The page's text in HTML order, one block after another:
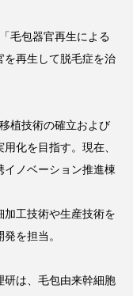
ード
ィー 冷え
商品
ア
オゾン
毛包器官再生による
を再生して脱毛症を治
植技術の確立および
化を目指す。現在、
イノベーション推進棟
工技術や生産技術を
を担当。
研は、毛包由来幹細胞